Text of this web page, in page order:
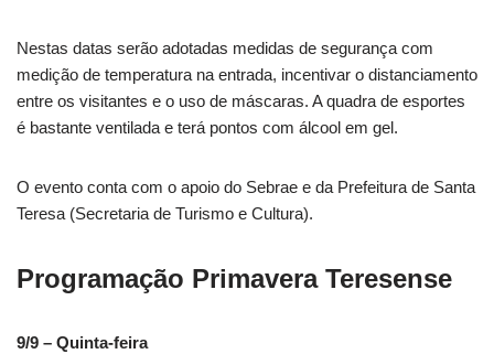
Nestas datas serão adotadas medidas de segurança com
medição de temperatura na entrada, incentivar o distanciamento
entre os visitantes e o uso de máscaras. A quadra de esportes
é bastante ventilada e terá pontos com álcool em gel.
O evento conta com o apoio do Sebrae e da Prefeitura de Santa
Teresa (Secretaria de Turismo e Cultura).
Programação Primavera Teresense
9/9 – Quinta-feira